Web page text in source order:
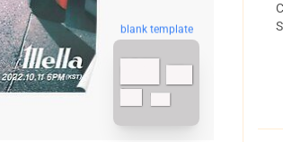
blank template